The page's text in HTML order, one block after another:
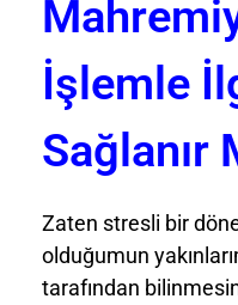
İşlemle
Sağlanır
Zaten stresli bir
olduğumun
tarafından